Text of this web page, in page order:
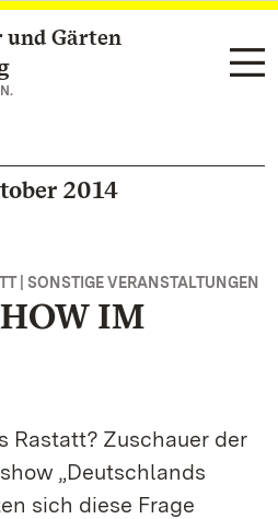
und Gärten
2014
| SONSTIGE VERANSTALTUNGEN
IM
Rastatt? Zuschauer der
„Deutschlands
sich diese Frage